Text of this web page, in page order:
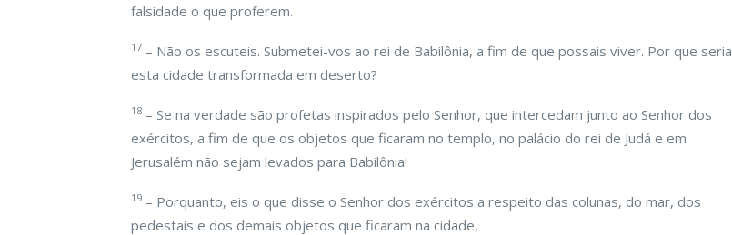
falsidade o que proferem.
17 – Não os escuteis. Submetei-vos ao rei de Babilônia, a fim de que possais viver. Por que seria
esta cidade transformada em deserto?
18 – Se na verdade são profetas inspirados pelo Senhor, que intercedam junto ao Senhor dos
exércitos, a fim de que os objetos que ficaram no templo, no palácio do rei de Judá e em
Jerusalém não sejam levados para Babilônia!
19 – Porquanto, eis o que disse o Senhor dos exércitos a respeito das colunas, do mar, dos
pedestais e dos demais objetos que ficaram na cidade,